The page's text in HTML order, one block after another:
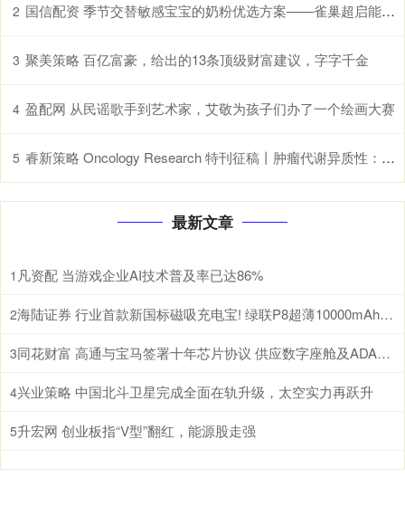
2 国信配资 季节交替敏感宝宝的奶粉优选方案——雀巢超启能恩，守护脆弱肠胃
3 聚美策略 百亿富豪，给出的13条顶级财富建议，字字千金
4 盈配网 从民谣歌手到艺术家，艾敬为孩子们办了一个绘画大赛
5 睿新策略 Oncology Research 特刊征稿丨肿瘤代谢异质性：机制、生物标志物与治疗意义_研究
最新文章
1 凡资配 当游戏企业AI技术普及率已达86%
2 海陆证券 行业首款新国标磁吸充电宝! 绿联P8超薄10000mAh磁吸移动电源开启预约
3 同花财富 高通与宝马签署十年芯片协议 供应数字座舱及ADAS计算芯片
4兴业策略 中国北斗卫星完成全面在轨升级，太空实力再跃升
5升宏网 创业板指“V型”翻红，能源股走强